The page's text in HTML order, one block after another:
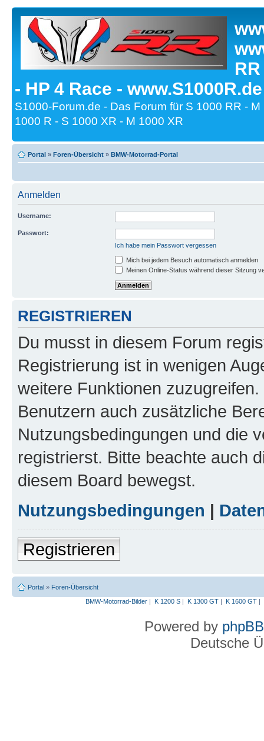
- HP 4 Race -
S1000-Forum.de - Das Forum für S 1000 RR -
1000 R - S 1000 XR - M 1000 XR
Portal » Foren-Übersicht » BMW-Motorrad-Portal
Anmelden
Username:
Passwort:
Ich habe mein Passwort vergessen
Mich bei jedem Besuch automatisch anmelden
Meinen Online-Status während dieser Sitzung
REGISTRIEREN
Du musst in diesem Forum
Registrierung ist in wenigen
weitere Funktionen
Benutzern auch zusätzliche
Nutzungsbedingungen und die
registrierst. Bitte beachte auch
diesem Board bewegst.
Nutzungsbedingungen |
Registrieren
Portal » Foren-Übersicht
BMW-Motorrad-Bilder| K 1200 S| K 1300 GT| K 1600 GT|
Powered by phpBB
Deutsche